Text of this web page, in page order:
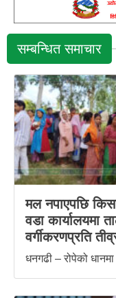
सम्बन्धित समाचार
मल नपाएपछि
वडा कार्यालयमा
वर्गीकरणप्रति
धनगढी – रोपेको